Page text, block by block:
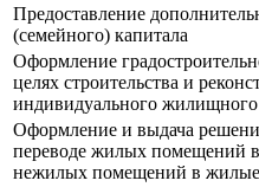
Предоставление
(семейного) капитала
Оформление
целях строительства и
индивидуального жилищного
Оформление и выдача
переводе жилых помещений
нежилых помещений в